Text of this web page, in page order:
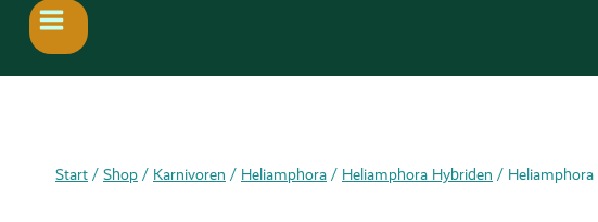
Start / Shop / Karnivoren / Heliamphora / Heliamphora Hybriden / Heliamphora